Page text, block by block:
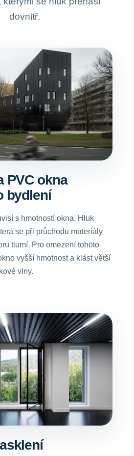
dovnitř.
PVC okna
bydlení
s hmotností okna. Hluk
se při průchodu materiály
tlumí. Pro omezení tohoto
vyšší hmotnost a klást větší
vlny.